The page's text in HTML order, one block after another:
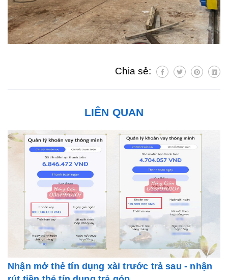
Chia sẻ:
LIÊN QUAN
Nhận mở thẻ tín dụng xài trước trả sau - nhận